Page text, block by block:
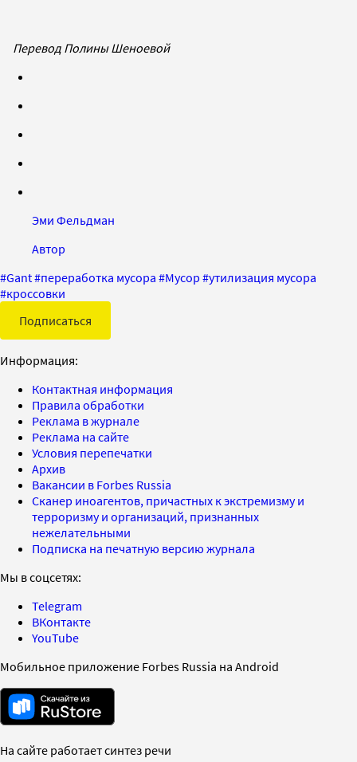
Перевод Полины Шеноевой
Эми Фельдман
Автор
#Gant#переработка мусора #Мусор #утилизация мусора
#кроссовки
Подписаться
Информация:
Контактная информация
Правила обработки
Реклама в журнале
Реклама на сайте
Условия перепечатки
Архив
Вакансии в Forbes Russia
Сканер иноагентов, причастных к экстремизму и
терроризму и организаций, признанных
нежелательными
Подписка на печатную версию журнала
Мы в соцсетях:
Telegram
ВКонтакте
YouTube
Мобильное приложение Forbes Russia на Android
На сайте работает синтез речи